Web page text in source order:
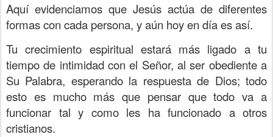
Aquí evidenciamos que Jesús actúa de diferentes
formas con cada persona, y aún hoy en día es así.
Tu crecimiento espiritual estará más ligado a tu
tiempo de intimidad con el Señor, al ser obediente a
Su Palabra, esperando la respuesta de Dios; todo
esto es mucho más que pensar que todo va a
funcionar tal y como les ha funcionado a otros
cristianos.